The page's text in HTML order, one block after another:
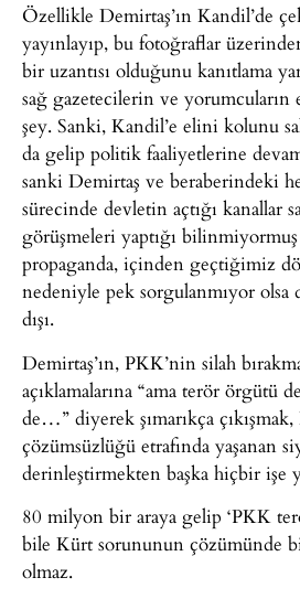
Özellikle Demirtaş’ın Kandil’de
yayınlayıp, bu fotoğraflar
bir uzantısı olduğunu kanıtlama
sağ gazetecilerin ve
şey. Sanki, Kandil’e elini kolunu
da gelip politik faaliyetlerine
sanki Demirtaş ve beraberindeki
sürecinde devletin açtığı kanallar
görüşmeleri yaptığı
propaganda, içinden geçtiğimiz
nedeniyle pek sorgulanmıyor
dışı.
Demirtaş’ın, PKK’nin silah
açıklamalarına “ama terör
de…” diyerek şımarıkça
çözümsüzlüğü etrafında yaşanan
derinleştirmekten başka hiçbir işe
80 milyon bir araya gelip ‘PKK
bile Kürt sorununun çözümünde
olmaz.